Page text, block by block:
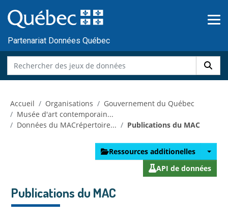
au
contenu
Partenariat Données Québec
Accueil Organisations
Gouvernement du Québec
Musée d'art contemporain...
Données du MACrépertoire...
Publications du MAC
Ressources additionelles
API de données
Publications du MAC